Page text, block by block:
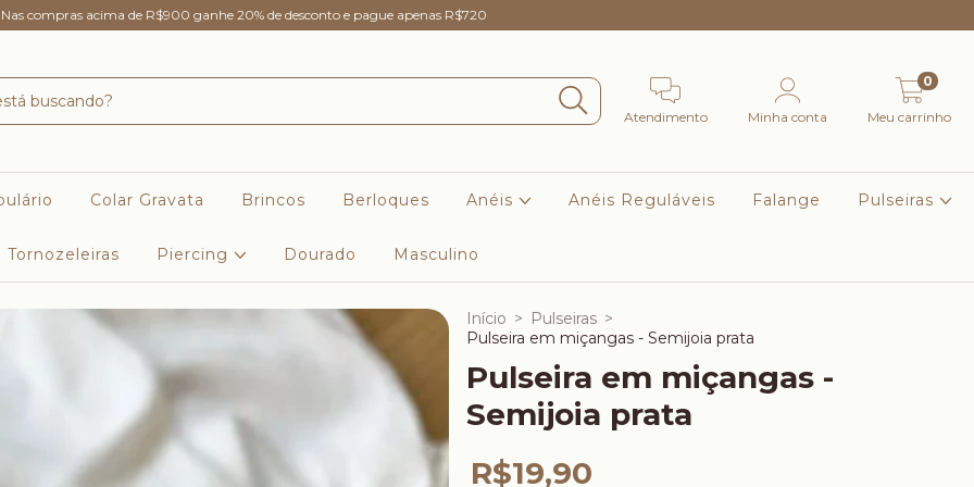
Nas compras acima de R$900 ganhe 20% de desconto e pague apenas R$720
Atendimento Minha conta Meu carrinho
0
Colar Gravata Brincos Berloques Anéis Anéis Reguláveis Falange Pulseiras
Tornozeleiras Piercing Dourado Masculino
Início > Pulseiras >
Pulseira em miçangas - Semijoia prata
Pulseira em miçangas -
Semijoia prata
R$19,90